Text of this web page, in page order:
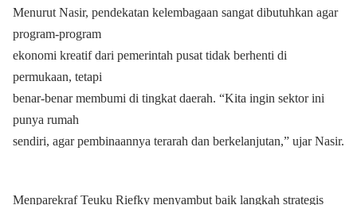
Menurut Nasir, pendekatan kelembagaan sangat dibutuhkan agar
program-program
ekonomi kreatif dari pemerintah pusat tidak berhenti di
permukaan, tetapi
benar-benar membumi di tingkat daerah. “Kita ingin sektor ini
punya rumah
sendiri, agar pembinaannya terarah dan berkelanjutan,” ujar Nasir.
Menparekraf Teuku Riefky menyambut baik langkah strategis